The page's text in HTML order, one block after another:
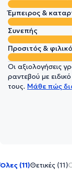
Έμπειρος &
Συνεπής
Προσιτός &
Οι αξιολογήσεις
ραντεβού με
τους. Μάθε πώς
Όλες (11)Θετικές (11)